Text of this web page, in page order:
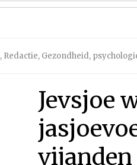
, Redactie, Gezondheid,
Jevsjoe
vijanden